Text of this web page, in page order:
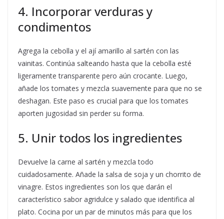
4. Incorporar verduras y
condimentos
Agrega la cebolla y el ají amarillo al sartén con las
vainitas. Continúa salteando hasta que la cebolla esté
ligeramente transparente pero aún crocante. Luego,
añade los tomates y mezcla suavemente para que no se
deshagan. Este paso es crucial para que los tomates
aporten jugosidad sin perder su forma.
5. Unir todos los ingredientes
Devuelve la carne al sartén y mezcla todo
cuidadosamente. Añade la salsa de soja y un chorrito de
vinagre. Estos ingredientes son los que darán el
característico sabor agridulce y salado que identifica al
plato. Cocina por un par de minutos más para que los